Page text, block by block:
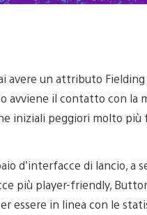
avere un attributo
avviene il contatto con
iniziali peggiori molto
d’interfacce di lancio, a
più player-friendly,
essere in linea con le